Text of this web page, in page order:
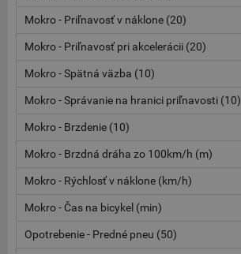
Mokro - Priľnavosť v náklone (20)
Mokro - Priľnavosť pri akcelerácii (20)
Mokro - Spätná väzba (10)
Mokro - Správanie na hranici priľnavosti (10)
Mokro - Brzdenie (10)
Mokro - Brzdná dráha zo 100km/h (m)
Mokro - Rýchlosť v náklone (km/h)
Mokro - Čas na bicykel (min)
Opotrebenie - Predné pneu (50)